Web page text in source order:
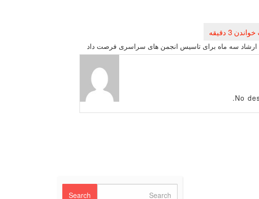
ارشاد سه ماه برای تاسیس انجمن های سراسری فرصت داد
No